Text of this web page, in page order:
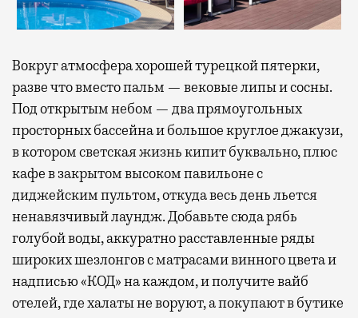
Вокруг атмосфера хорошей турецкой пятерки,
разве что вместо пальм — вековые липы и сосны.
Под открытым небом — два прямоугольных
просторных бассейна и большое круглое джакузи,
в котором светская жизнь кипит буквально, плюс
кафе в закрытом высоком павильоне с
диджейским пультом, откуда весь день льется
ненавязчивый лаундж. Добавьте сюда рябь
голубой воды, аккуратно расставленные ряды
широких шезлонгов с матрасами винного цвета и
надписью «КОД» на каждом, и получите вайб
отелей, где халаты не воруют, а покупают в бутике